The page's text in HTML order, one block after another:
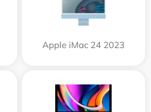
Apple iMac 24 2023